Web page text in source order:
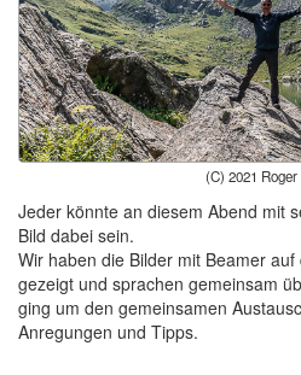
(C) 2021
Jeder könnte an diesem Abend mit
Bild dabei sein.
Wir haben die Bilder mit Beamer
gezeigt und sprachen gemeinsam
ging um den gemeinsamen
Anregungen und Tipps.